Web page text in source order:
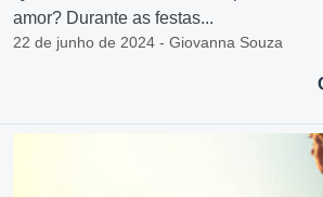
amor? Durante as festas...
22 de junho de 2024 - Giovanna Souza